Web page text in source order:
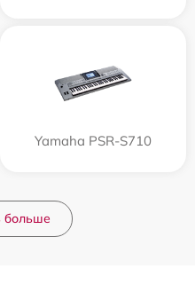
Yamaha PSR-S710
больше